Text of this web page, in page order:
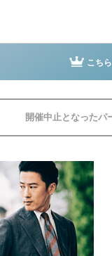
こち
開催中止となったパ